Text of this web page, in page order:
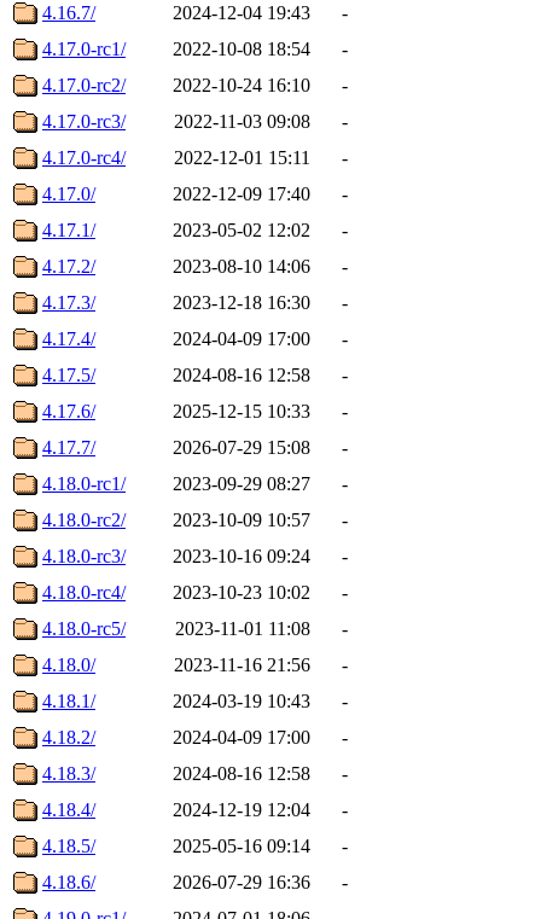
4.16.7/
2024-12-04 19:43
-
4.17.0-rc1/
2022-10-08 18:54
-
4.17.0-rc2/
2022-10-24 16:10
-
4.17.0-rc3/
2022-11-03 09:08
-
4.17.0-rc4/
2022-12-01 15:11
-
4.17.0/
2022-12-09 17:40
-
4.17.1/
2023-05-02 12:02
-
4.17.2/
2023-08-10 14:06
-
4.17.3/
2023-12-18 16:30
-
4.17.4/
2024-04-09 17:00
-
4.17.5/
2024-08-16 12:58
-
4.17.6/
2025-12-15 10:33
-
4.17.7/
2026-07-29 15:08
-
4.18.0-rc1/
2023-09-29 08:27
-
4.18.0-rc2/
2023-10-09 10:57
-
4.18.0-rc3/
2023-10-16 09:24
-
4.18.0-rc4/
2023-10-23 10:02
-
4.18.0-rc5/
2023-11-01 11:08
-
4.18.0/
2023-11-16 21:56
-
4.18.1/
2024-03-19 10:43
-
4.18.2/
2024-04-09 17:00
-
4.18.3/
2024-08-16 12:58
-
4.18.4/
2024-12-19 12:04
-
4.18.5/
2025-05-16 09:14
-
4.18.6/
2026-07-29 16:36
-